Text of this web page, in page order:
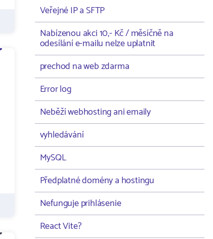
Veřejné IP a SFTP
Nabízenou akci 10,- Kč / měsíčně na
odesílání e-mailu nelze uplatnit
prechod na web zdarma
Error log
Neběží webhosting ani emaily
vyhledávání
MySQL
Předplatné domény a hostingu
Nefunguje prihlásenie
React Vite?